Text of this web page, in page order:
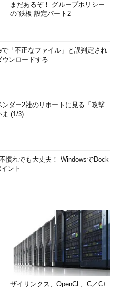
まだあるぞ！ グループポリシー
の“鉄板”設定パート2
「不正なファイル」と誤判定され
ンロードする
ンダー2社のリポートに見る「攻撃
ま (1/3)
慣れでも大丈夫！ WindowsでDock
ント
ザイリンクス、OpenCL、C／C+